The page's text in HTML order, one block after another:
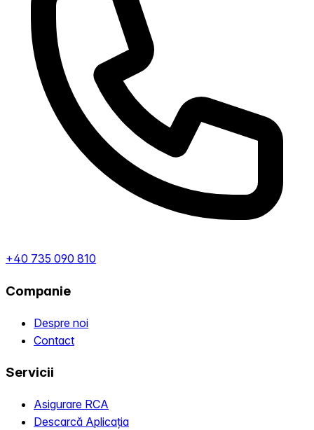
+40 735 090 810
Companie
Despre noi
Contact
Servicii
Asigurare RCA
Descarcă Aplicația